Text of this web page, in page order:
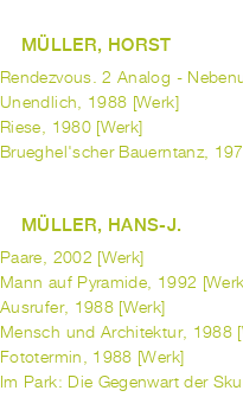
MÜLLER, HORST
Rendezvous. 2 Analog -
Unendlich, 1988 [Werk]
Riese, 1980 [Werk]
Brueghel'scher Bauerntanz,
MÜLLER, HANS-J.
Paare, 2002 [Werk]
Mann auf Pyramide, 1992
Ausrufer, 1988 [Werk]
Mensch und Architektur, 1988
Fototermin, 1988 [Werk]
Im Park: Die Gegenwart der